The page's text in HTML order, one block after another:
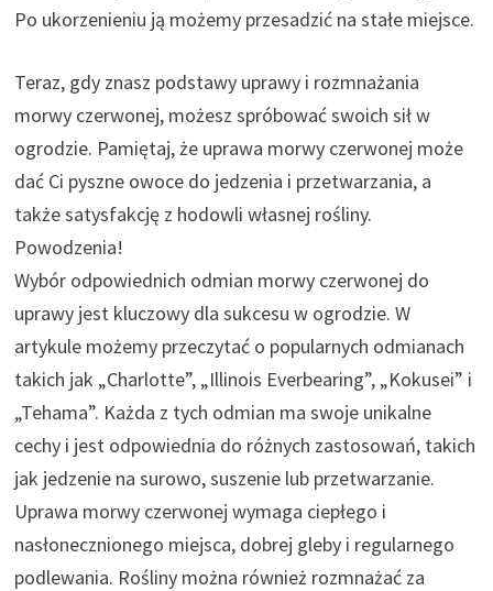
Po ukorzenieniu ją możemy przesadzić na stałe miejsce.
Teraz, gdy znasz podstawy uprawy i rozmnażania
morwy czerwonej, możesz spróbować swoich sił w
ogrodzie. Pamiętaj, że uprawa morwy czerwonej może
dać Ci pyszne owoce do jedzenia i przetwarzania, a
także satysfakcję z hodowli własnej rośliny.
Powodzenia!
Wybór odpowiednich odmian morwy czerwonej do
uprawy jest kluczowy dla sukcesu w ogrodzie. W
artykule możemy przeczytać o popularnych odmianach
takich jak „Charlotte”, „Illinois Everbearing”, „Kokusei” i
„Tehama”. Każda z tych odmian ma swoje unikalne
cechy i jest odpowiednia do różnych zastosowań, takich
jak jedzenie na surowo, suszenie lub przetwarzanie.
Uprawa morwy czerwonej wymaga ciepłego i
nasłonecznionego miejsca, dobrej gleby i regularnego
podlewania. Rośliny można również rozmnażać za